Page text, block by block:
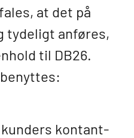
at det på
tydeligt anføres,
til DB26.
kontant-